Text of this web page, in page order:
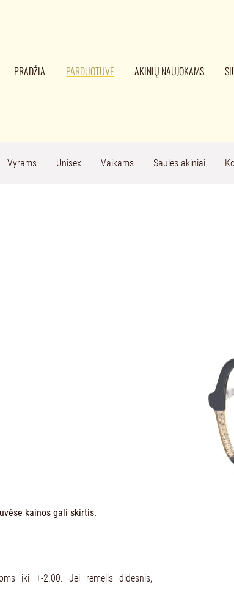
PRADŽIA PARDUOTUVĖ AKINIŲ NAUJOKAMS
Vyrams Unisex Vaikams Saulės akiniai
kainos gali skirtis.
iki +-2.00. Jei rėmelis didesnis,